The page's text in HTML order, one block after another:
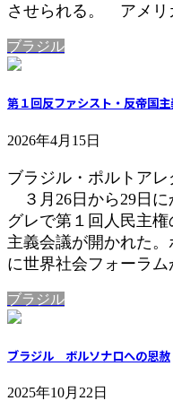
させられる。 アメ
ブラジル
第１回反ファシスト・反帝国
2026年4月15日
ブラジル・ポルトア
３月26日から29日に
グレで第１回人民主
主義会議が開かれた
に世界社会フォーラ
ブラジル
ブラジル ボルソナロへの恩赦
2025年10月22日